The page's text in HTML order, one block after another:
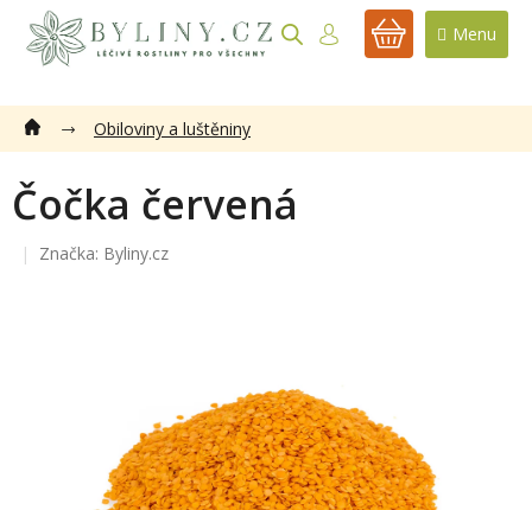
obsah
NÁKUPNÍ
Obiloviny a luštěniny
Čočka červená
Značka: Byliny.cz